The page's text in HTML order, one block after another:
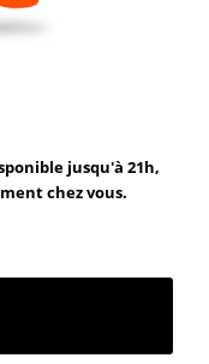
jusqu'à 21h,
chez vous.